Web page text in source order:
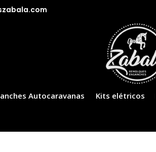
Autocaravanas Kits elétricos